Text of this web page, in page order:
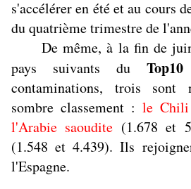
s'accélérer en été et au cours
du quatrième trimestre de
De même, à la fin de juin
pays suivants du Top10
contaminations, trois sont
sombre classement : le Chili
l'Arabie saoudite (1.678 et
(1.548 et 4.439). Ils
l'Espagne.